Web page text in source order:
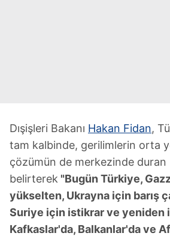
Dışişleri Bakanı Hakan Fidan,
tam kalbinde, gerilimlerin orta
çözümün de merkezinde duran
belirterek "Bugün Türkiye,
yükselten, Ukrayna için barış
Suriye için istikrar ve yeniden
Kafkaslar'da, Balkanlar'da ve